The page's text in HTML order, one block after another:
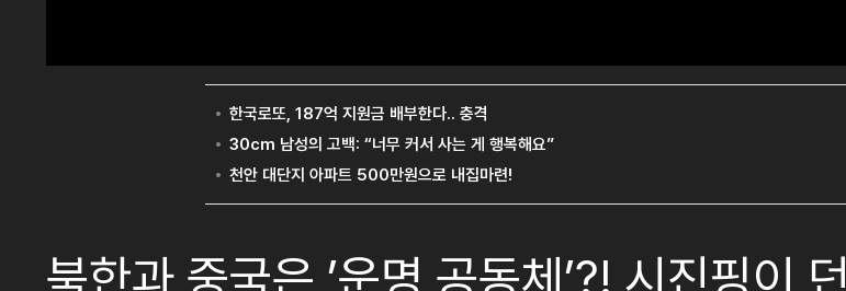
북한과 중국은 ’운명 공동체’?! 시진핑이 던